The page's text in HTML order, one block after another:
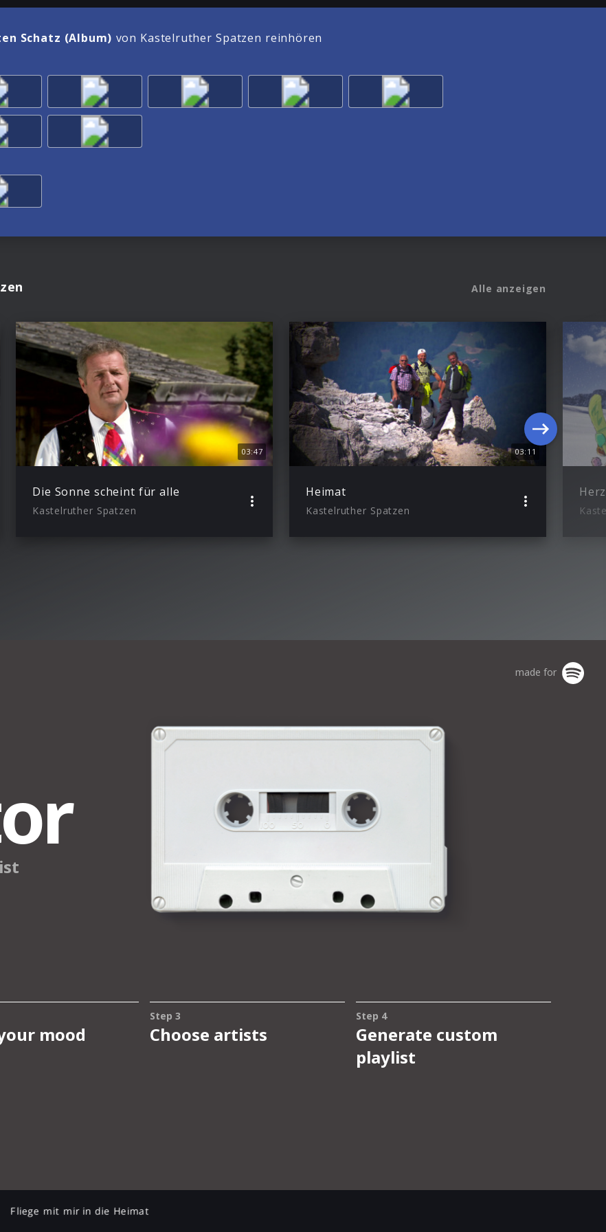
Schatz (Album) von Kastelruther Spatzen reinhören
Alle anzeigen
03:47
Die Sonne scheint für alle
Kastelruther Spatzen
03:11
Heimat
Kastelruther Spatzen
Fliege mit mir in die Heimat